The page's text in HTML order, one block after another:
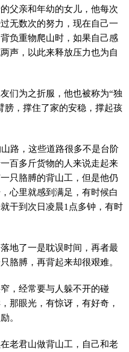
父亲和年幼的女儿，他每次
无数次的努力，现在自己一
负重物爬山时，如果自己感
声，以此来释放压力也为自
们为之折服，他也被称为“独
膀，撑住了家的安稳，撑起孩
路，这些道路很多不是台阶
百多斤货物的人来说走起来
只胳膊的背山工，但是他仍
心里就感到满足，有时候白
干到次日凌晨1点多钟，有时
地了一是耽误时间，再者最
胳膊，再背起来却很艰难。
，经常要与人躲不开的碰
那眼光，有惊讶，有好奇，
。
老君山做背山工，自己和老